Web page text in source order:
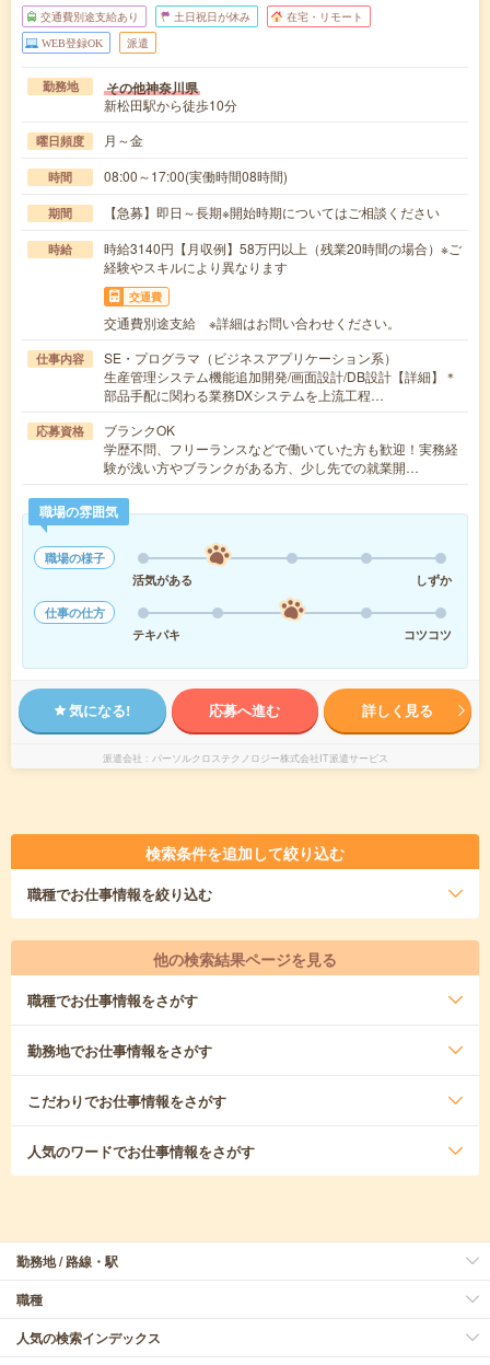
交通費別途支給あり 土日祝日が休み 在宅・リモート
WEB登録OK 派遣
勤務地 その他神奈川県
新松田駅から徒歩10分
曜日頻度 月～金
時間 08:00～17:00(実働時間08時間)
期間 【急募】即日～長期※開始時期についてはご相談ください
時給
時給3140円【月収例】58万円以上（残業20時間の場合）※ご
経験やスキルにより異なります
交通費
交通費別途支給 ※詳細はお問い合わせください。
仕事内容
SE・プログラマ（ビジネスアプリケーション系）
生産管理システム機能追加開発/画面設計/DB設計【詳細】＊
部品手配に関わる業務DXシステムを上流工程…
応募資格
ブランクOK
学歴不問、フリーランスなどで働いていた方も歓迎！実務経
験が浅い方やブランクがある方、少し先での就業開…
職場の雰囲気
職場の様子
活気がある
しずか
仕事の仕方
テキパキ
コツコツ
気になる! 応募へ進む 詳しく見る
派遣会社 パーソルクロステクノロジー株式会社IT派遣サービス
検索条件を追加して絞り込む
職種でお仕事情報を絞り込む
他の検索結果ページを見る
職種でお仕事情報をさがす
勤務地でお仕事情報をさがす
こだわりでお仕事情報をさがす
人気のワードでお仕事情報をさがす
勤務地 / 路線・駅
職種
人気の検索インデックス